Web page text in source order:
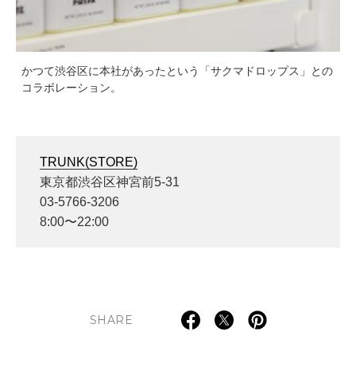
かつて渋谷区に本社があったという「サクマドロップス」との
コラボレーション。
TRUNK(STORE)
東京都渋谷区神宮前5-31
03-5766-3206
8:00〜22:00
SHARE